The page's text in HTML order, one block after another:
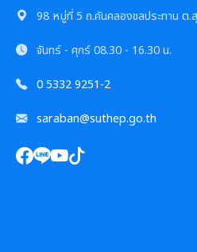
คลินิกจริยธรรม
ซักซ้อมแนวทางปฏิบัติการใ
การกำหนดอายุการใช้งาน
ทรัพย
รายงานผลการบริหารแล
ประมวลจริยธรรมสำหรับเจ้
การขับเคลื่อนจริยธรรม
องค์กรสุขภาวะ (Happy
ข้อมูลสถิติเรื่องร้องเรียน
การเปิดโอกาสให้มีการส่ว
ภารกิจของหน่วยงาน
98 หมู่ที่ 5 ถ.คันคลองชลประทาน ต.
จันทร์ - ศุกร์08.30 - 16.30 น.
0 5332 9251-2
saraban@suthep.go.th